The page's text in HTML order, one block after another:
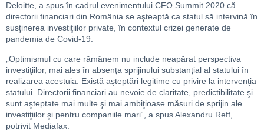
Deloitte, a spus în cadrul evenimentului CFO Summit 2020 că
directorii financiari din România se aşteaptă ca statul să intervină în
susţinerea investiţiilor private, în contextul crizei generate de
pandemia de Covid-19.
„Optimismul cu care rămânem nu include neapărat perspectiva
investiţiilor, mai ales în absenţa sprijinului substanţial al statului în
realizarea acestuia. Există aşteptări legitime cu privire la intervenţia
statului. Directorii financiari au nevoie de claritate, predictibilitate şi
sunt aşteptate mai multe şi mai ambiţioase măsuri de sprijin ale
investiţiilor şi pentru companiile mari“, a spus Alexandru Reff,
potrivit Mediafax.